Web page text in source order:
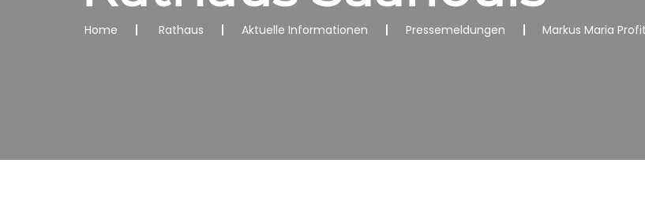
Home Rathaus Aktuelle Informationen Pressemeldungen Markus Maria